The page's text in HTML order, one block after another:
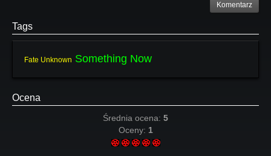
Komentarz
Tags
Fate Unknown Something Now
Ocena
Średnia ocena: 5
Oceny: 1